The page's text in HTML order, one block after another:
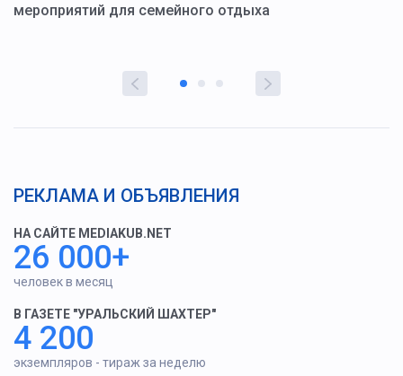
мероприятий для семейного отдыха
РЕКЛАМА И ОБЪЯВЛЕНИЯ
НА САЙТЕ MEDIAKUB.NET
26 000+
человек в месяц
В ГАЗЕТЕ "УРАЛЬСКИЙ ШАХТЕР"
4 200
экземпляров - тираж за неделю